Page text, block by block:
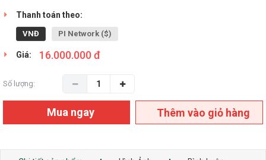
Thanh toán theo:
VNĐ PI Network ($)
Giá: 16.000.000 đ
Số lượng:
Mua ngay Thêm vào giỏ hàng